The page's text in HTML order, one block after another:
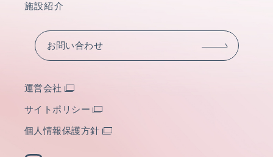
施設紹介
お問い合わせ
運営会社
サイトポリシー
個人情報保護方針